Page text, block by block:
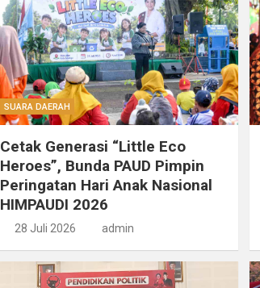
SUARA DAERAH
Cetak Generasi “Little Eco
Heroes”, Bunda PAUD Pimpin
Peringatan Hari Anak Nasional
HIMPAUDI 2026
28 Juli 2026 admin